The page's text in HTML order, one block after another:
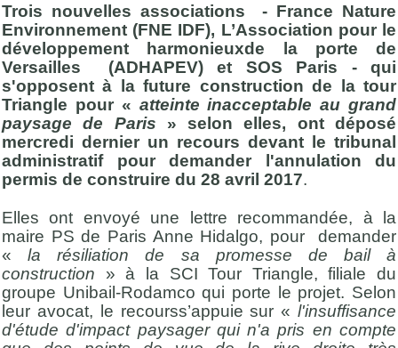
Trois nouvelles associations - France Nature
Environnement (FNE IDF), L’Association pour le
développement harmonieuxde la porte de
Versailles (ADHAPEV) et SOS Paris - qui
s'opposent à la future construction de la tour
Triangle pour « atteinte inacceptable au grand
paysage de Paris » selon elles, ont déposé
mercredi dernier un recours devant le tribunal
administratif pour demander l'annulation du
permis de construire du 28 avril 2017.
Elles ont envoyé une lettre recommandée, à la
maire PS de Paris Anne Hidalgo, pour demander
«la résiliation de sa promesse de bail à
construction » à la SCI Tour Triangle, filiale du
groupe Unibail-Rodamco qui porte le projet. Selon
leur avocat, le recourss’appuie sur « l'insuffisance
d'étude d'impact paysager qui n'a pris en compte